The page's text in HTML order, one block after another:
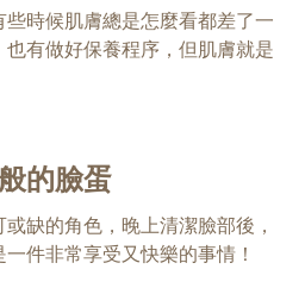
時候肌膚總是怎麼看都差了一
有做好保養程序，但肌膚就是
的臉蛋
缺的角色，晚上清潔臉部後，
件非常享受又快樂的事情！